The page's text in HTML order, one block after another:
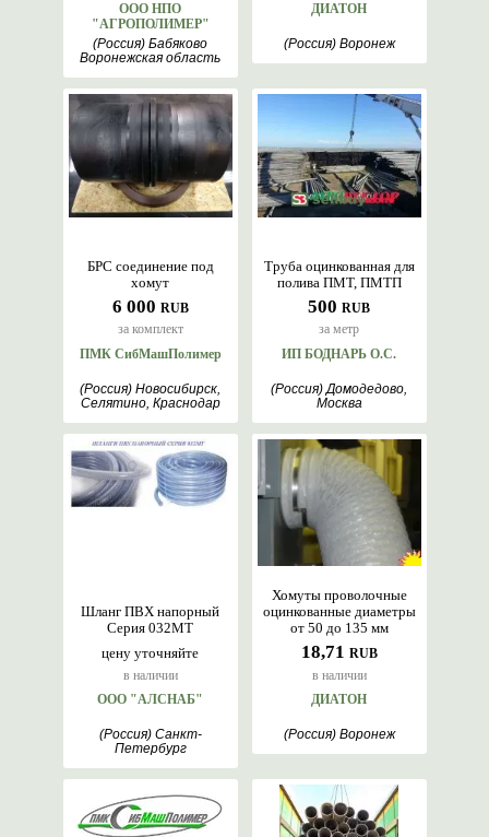
ООО НПО
"АГРОПОЛИМЕР"
(Россия) Бабяково
Воронежская область
ДИАТОН
(Россия) Воронеж
6 000 RUB
за комплект
БРС соединение под
хомут
ПМК СибМашПолимер
(Россия) Новосибирск,
Селятино, Краснодар
500 RUB
за метр
Труба оцинкованная для
полива ПМТ, ПМТП
ИП БОДНАРЬ О.С.
(Россия) Домодедово,
Москва
цену уточняйте
в наличии
Шланг ПВХ напорный
Серия 032МТ
ООО "АЛСНАБ"
(Россия) Санкт-
Петербург
18,71 RUB
в наличии
Хомуты проволочные
оцинкованные диаметры
от 50 до 135 мм
ДИАТОН
(Россия) Воронеж